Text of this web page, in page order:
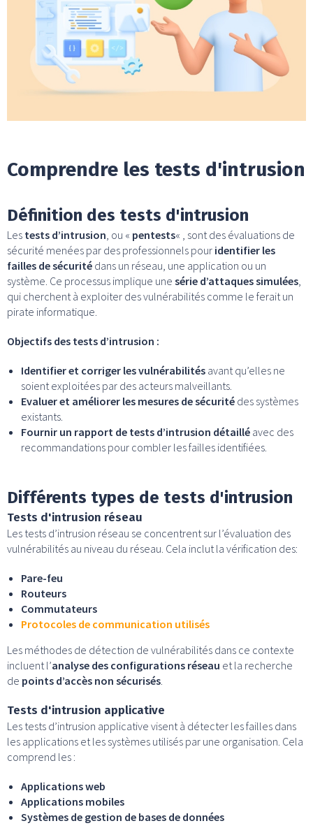
Comprendre les tests d'intrusion
Définition des tests d'intrusion
Les tests d’intrusion, ou « pentests« , sont des évaluations de
sécurité menées par des professionnels pour identifier les
failles de sécurité dans un réseau, une application ou un
système. Ce processus implique une série d’attaques simulées,
qui cherchent à exploiter des vulnérabilités comme le ferait un
pirate informatique.
Objectifs des tests d’intrusion :
Identifier et corriger les vulnérabilités avant qu’elles ne
soient exploitées par des acteurs malveillants.
Evaluer et améliorer les mesures de sécurité des systèmes
existants.
Fournir un rapport de tests d’intrusion détaillé avec des
recommandations pour combler les failles identifiées.
Différents types de tests d'intrusion
Tests d'intrusion réseau
Les tests d’intrusion réseau se concentrent sur l’évaluation des
vulnérabilités au niveau du réseau. Cela inclut la vérification des:
Pare-feu
Routeurs
Commutateurs
Protocoles de communication utilisés
Les méthodes de détection de vulnérabilités dans ce contexte
incluent l’analyse des configurations réseau et la recherche
de points d’accès non sécurisés.
Tests d'intrusion applicative
Les tests d’intrusion applicative visent à détecter les failles dans
les applications et les systèmes utilisés par une organisation. Cela
comprend les :
Applications web
Applications mobiles
Systèmes de gestion de bases de données